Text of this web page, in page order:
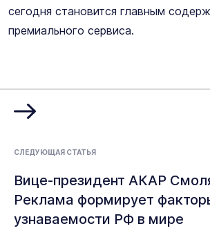
сегодня становится главным
премиального сервиса.
СЛЕДУЮЩАЯ СТАТЬЯ
Вице-президент АКАР
Реклама формирует
узнаваемости РФ в мире